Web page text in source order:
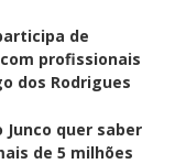
de
profissionais
dos Rodrigues
Junco quer saber
de 5 milhões